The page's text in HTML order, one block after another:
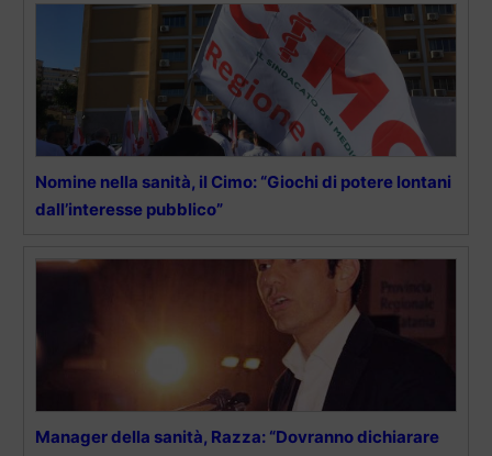
Nomine nella sanità, il Cimo: “Giochi di potere lontani
dall’interesse pubblico”
Manager della sanità, Razza: “Dovranno dichiarare